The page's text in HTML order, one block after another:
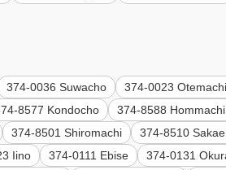
374-0036 Suwacho 374-0023 Otemachi
8577 Kondocho 374-8588 Hommachi
374-8501 Shiromachi 374-8510
Iino 374-0111 Ebise 374-0131